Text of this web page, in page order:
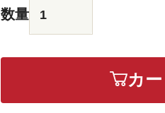
カ